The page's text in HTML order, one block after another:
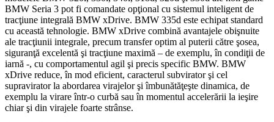
BMW Seria 3 pot fi comandate opţional cu sistemul inteligent de
tracţiune integrală BMW xDrive. BMW 335d este echipat standard
cu această tehnologie. BMW xDrive combină avantajele obişnuite
ale tracţiunii integrale, precum transfer optim al puterii către şosea,
siguranţă excelentă şi tracţiune maximă – de exemplu, în condiţii de
iarnă -, cu comportamentul agil şi precis specific BMW. BMW
xDrive reduce, în mod eficient, caracterul subvirator şi cel
supravirator la abordarea virajelor şi îmbunătăţeşte dinamica, de
exemplu la virare într-o curbă sau în momentul accelerării la ieşire
chiar şi din virajele foarte strânse.